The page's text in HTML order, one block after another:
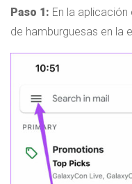
Paso 1: En la
de hamburguesas en la